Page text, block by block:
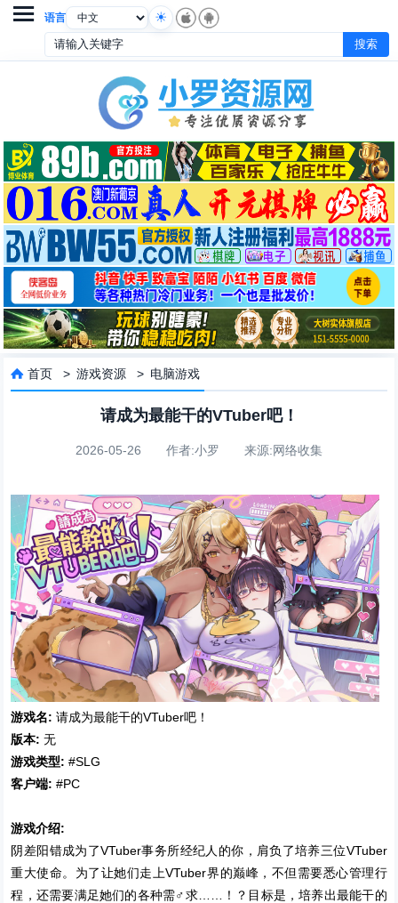
语言

 首页 >游戏资源 > 电脑游戏
请成为最能干的VTuber吧！
2026-05-26 作者:小罗 来源:网络收集
游戏名: 请成为最能干的VTuber吧！
版本: 无
游戏类型: #SLG
客户端: #PC
游戏介绍:
阴差阳错成为了VTuber事务所经纪人的你，肩负了培养三位VTuber
重大使命。为了让她们走上VTuber界的巅峰，不但需要悉心管理行
程，还需要满足她们的各种需♂求……！？目标是，培养出最能干的